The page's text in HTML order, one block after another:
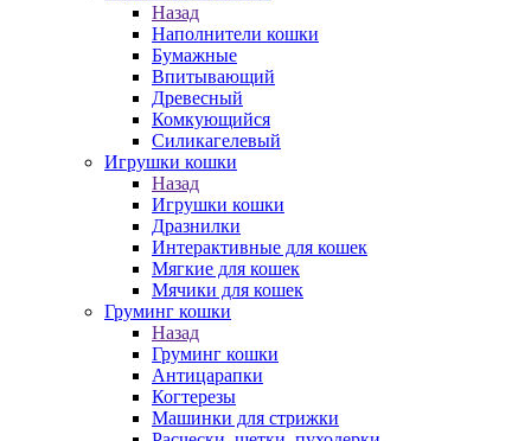
Назад
Наполнители кошки
Бумажные
Впитывающий
Древесный
Комкующийся
Силикагелевый
Игрушки кошки
Назад
Игрушки кошки
Дразнилки
Интерактивные для кошек
Мягкие для кошек
Мячики для кошек
Груминг кошки
Назад
Груминг кошки
Антицарапки
Когтерезы
Машинки для стрижки